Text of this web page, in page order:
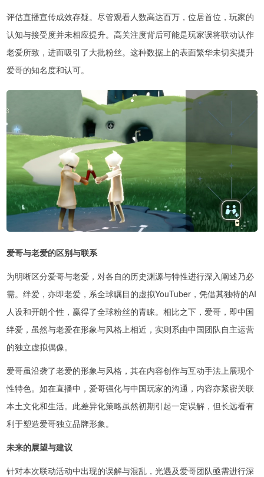
评估直播宣传成效存疑。尽管观看人数高达百万，位居首位，玩家的
认知与接受度并未相应提升。高关注度背后可能是玩家误将联动认作
老爱所致，进而吸引了大批粉丝。这种数据上的表面繁华未切实提升
爱哥的知名度和认可。
爱哥与老爱的区别与联系
为明晰区分爱哥与老爱，对各自的历史渊源与特性进行深入阐述乃必
需。绊爱，亦即老爱，系全球瞩目的虚拟YouTuber，凭借其独特的AI
人设和开朗个性，赢得了全球粉丝的青睐。相比之下，爱哥，即中国
绊爱，虽然与老爱在形象与风格上相近，实则系由中国团队自主运营
的独立虚拟偶像。
爱哥虽沿袭了老爱的形象与风格，其在内容创作与互动手法上展现个
性特色。如在直播中，爱哥强化与中国玩家的沟通，内容亦紧密关联
本土文化和生活。此差异化策略虽然初期引起一定误解，但长远看有
利于塑造爱哥独立品牌形象。
未来的展望与建议
针对本次联动活动中出现的误解与混乱，光遇及爱哥团队亟需进行深